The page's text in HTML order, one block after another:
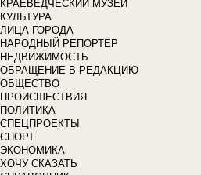
КРАЕВЕДЧЕСКИЙ МУЗЕЙ
КУЛЬТУРА
ЛИЦА ГОРОДА
НАРОДНЫЙ РЕПОРТЁР
НЕДВИЖИМОСТЬ
ОБРАЩЕНИЕ В РЕДАКЦИЮ
ОБЩЕСТВО
ПРОИСШЕСТВИЯ
ПОЛИТИКА
СПЕЦПРОЕКТЫ
СПОРТ
ЭКОНОМИКА
ХОЧУ СКАЗАТЬ